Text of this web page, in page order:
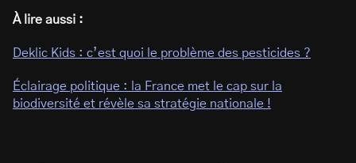
À lire aussi :
Deklic Kids : c’est quoi le problème des pesticides ?
Éclairage politique : la France met le cap sur la
biodiversité et révèle sa stratégie nationale !